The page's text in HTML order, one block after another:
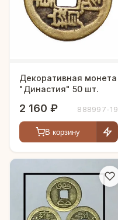
Декоративная монета
"Династия" 50 шт.
2 160 ₽ 888997-19
В корзину